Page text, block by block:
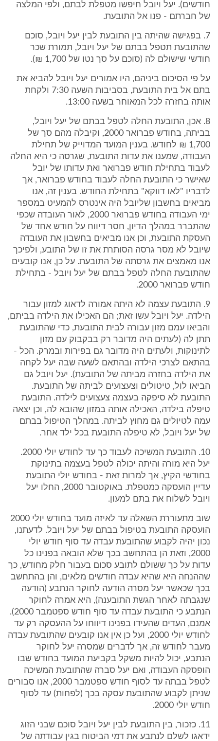
חודשים). יעל ויובל חיפשו מטפלת לבתם, ולפי המלצה
של חברתם - פנו אל התובעת.
7. בפגישה שהיתה בין התובעת לבין יעל ויובל, סוכם
שהתובעת תטפל בבתם של יעל ויובל, תמורת שכר
חודשי שישולם לה (סוכם על סך נטו של 1,700 ₪).
על פי הסיכום ביניהם, היו אמורים יעל ויובל להביא את
בתם אל בית התובעת, בסביבות השעה 7:30 ולקחת
אותה בחזרה לכל המאוחר בשעה 13:00.
8. אכן, התובעת החלה לטפל בבתם של יעל ויובל,
בביתה, בחודש פברואר 2000, וקיבלה מהם סך של
1,700 ₪ לחודש. בענין המועד המדוייק של תחילת
העבודה, שמענו את עדות התובעת, שגרסה כי היא החלה
לעבוד בתחילת חודש פברואר ואת עדותו של יובל
שאישר כי התובעת החלה לעבוד בחודש פברואר, אך
לדבריו "לאו דווקא" בתחילת החודש. בענין זה, אנו
מביאים בחשבון שליובל היה אינטרס להמעיט במספר
ימי העבודה בחודש פברואר 2000, לאור העובדה שכפי
שהתברר במהלך הדיון, חסר דיווח על חודש אחד של
העסקת התובעת, וכן אנו מביאים בחשבון את העובדה
שיובל לא מסר גרסה הסותרת את זו של התובע, ולפיכך
אנו מאמצים את גרסתה של התובעת. על כן, אנו קובעים
שהתובעת החלה לטפל בבתם של יעל ויובל - בתחילת
חודש פברואר 2000.
9. התובעת עצמה לא היתה אמורה לדאוג למזון עבור
הילדה. יעל ויובל עשו זאת; הם האכילו את הילדה בביתם,
והביאו עמם מזון עבורה לבית התובעת, כדי שהתובעת
תתן לה (לעתים היה מדובר רק בבקבוק עם מזון
לתינוקות, ולעתים היה מדובר גם בפירות ובמרק. הכל -
בהתאם לצרכי הילדה ובהתאם לשעה שבה יעל לקחה
את הילדה בחזרה מביתה של התובעת). יעל ויובל גם
הביאו לול, טיטולים וצעצועים לביתה של התובעת.
התובעת לא סיפקה בעצמה צעצועים לילדה. התובעת
טיפלה בילדה, האכילה אותה במזון שהובא לה, וכן יצאה
עמה לטיולים גם מחוץ לביתה. במהלך הטיפול בבתם
של יעל ויובל, לא טיפלה התובעת בכל ילד אחר.
10. התובעת המשיכה לעבוד כך עד לחודש יולי 2000.
יעל היא מורה והיתה יכולה לטפל בעצמה בתינוקת
בחודשי הקיץ, אך למרות זאת - בחודש יולי התובעת
עדיין הועסקה כמטפלת. באוקטובר 2000, החלו יעל
ויובל לשלוח את בתם למעון.
שוב מתעוררת השאלה עד לאיזה מועד בחודש יולי 2000
הועסקה התובעת בטיפול בבתם של יעל ויובל. לדעתנו,
נכון יהיה לקבוע שהתובעת עבדה עד סוף חודש יולי
2000, וזאת הן בהתחשב בכך שלא הובאה בפנינו כל
עדות על כך ששולם לתובע סכום בעבור חלק מחודש, כך
שההנחה היא שהיא עבדה חודשים מלאים, והן בהתחשב
בכך שכאשר יעל מסרה הודעה לחוקר הנתבע (הודעה
שנגבתה לאחר הגשת התובענה), היא אמרה לחוקר
הנתבע כי התובעת עבדה עד סוף חודש ספטמבר 2000).
אמנם, העדים שהעידו בפנינו דיווחו על ההעסקה רק עד
לחודש יולי 2000, ועל כן אין אנו קובעים שהתובעת עבדה
מעבר לחודש זה, אך לדברים שמסרה יעל לחוקר
הנתבע, יכול להיות משקל בקביעת המועד בחודש שבו
הופסקה העבודה, ואם יעל סברה שהתובעת המשיכה
לטפל בבתה עד לסוף חודש ספטמבר 2000, אנו סבורים
שניתן לקבוע שהתובעת עסקה בכך (לפחות) עד לסוף
חודש יולי 2000.
11. כזכור, בין התובעת לבין יעל ויובל סוכם שבני הזוג
ידאגו לשלם לנתבע את דמי הביטוח בגין עבודתה של